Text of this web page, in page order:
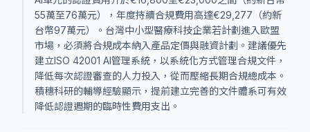
55萬至76萬元），年度持續合規費用高達€29,277（約新
台幣97萬元）。台灣中小型醫療科技企業若計劃進入歐盟
市場，必須將合規成本納入產品定價與融資計劃。建議優先
建立ISO 42001 AI管理系統，以系統化方式管理合規文件，
降低每次認證審查的人力投入，從而壓縮長期合規總成本。
積穗科研的輔導經驗顯示，提前建立完善的文件體系可有效
降低認證週期的臨時性費用支出。